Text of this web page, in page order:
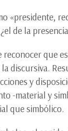
«presidente,
de la
que
discursiva.
y
-material y
que simbólico.